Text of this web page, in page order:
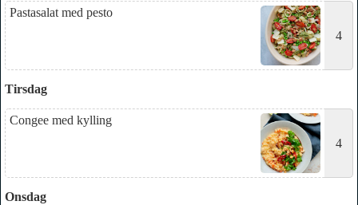
Pastasalat med pesto
4
Tirsdag
Congee med kylling
4
Onsdag